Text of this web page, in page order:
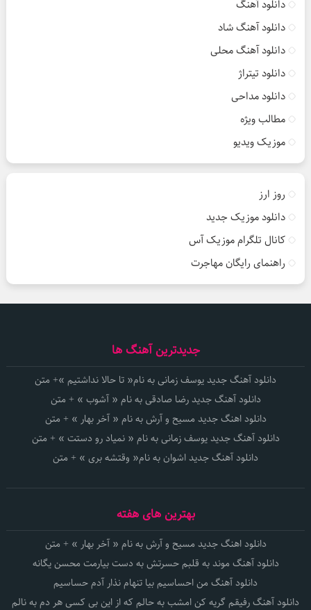
دانلود آهنگ
دانلود آهنگ شاد
دانلود آهنگ محلی
دانلود تیتراژ
دانلود مداحی
مطالب ویژه
موزیک ویدیو
روز ارز
دانلود موزیک جدید
کانال تلگرام موزیک آس
راهنمای رایگان مهاجرت
جدیدترین آهنگ ها
دانلود آهنگ جدید یوسف زمانی به نام« تا حالا نداشتیم »+ متن
دانلود آهنگ جدید رضا صادقی به نام « آشوب » + متن
دانلود اهنگ جدید مسیح و آرش به نام « آخر بهار » + متن
دانلود آهنگ جدید یوسف زمانی به نام « نمیاد رو دستت » + متن
دانلود آهنگ جدید اشوان به نام« وقتشه بری » + متن
بهترین های هفته
دانلود اهنگ جدید مسیح و آرش به نام « آخر بهار » + متن
دانلود آهنگ موند به قلبم حسرتش به دست بیارمت محسن یگانه
دانلود آهنگ من احساسیم بیا تنهام نذار آدم حساسیم
دانلود آهنگ رفیقم گریه کن امشب به حالم که از این بی کسی هر دم به نالم